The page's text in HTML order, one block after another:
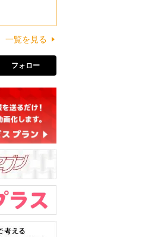
一覧を見る
フォロー